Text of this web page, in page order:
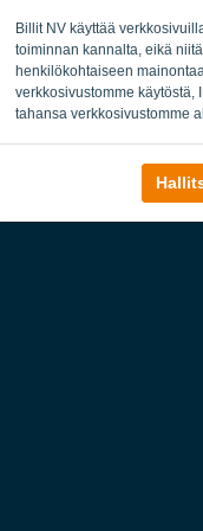
Billit NV käyttää
toiminnan kannalta, eikä
henkilökohtaiseen
verkkosivustomme käytöstä,
tahansa verkkosivustomme